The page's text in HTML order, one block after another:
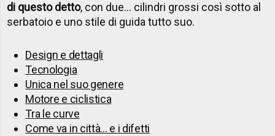
di questo detto, con due… cilindri grossi così sotto al
serbatoio e uno stile di guida tutto suo.
Design e dettagli
Tecnologia
Unica nel suo genere
Motore e ciclistica
Tra le curve
Come va in città... e i difetti